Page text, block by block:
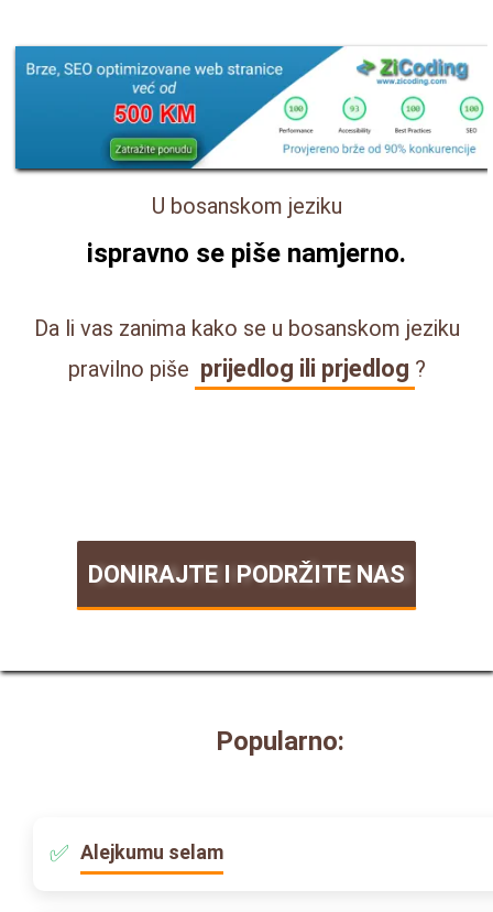
U bosanskom jeziku
ispravno se piše namjerno.
Da li vas zanima kako se u bosanskom jeziku
pravilno piše prijedlog ili prjedlog ?
DONIRAJTE I PODRŽITE NAS
Popularno:
Alejkumu selam